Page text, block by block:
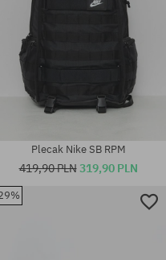
Plecak Nike SB RPM
419,90 PLN319,90 PLN